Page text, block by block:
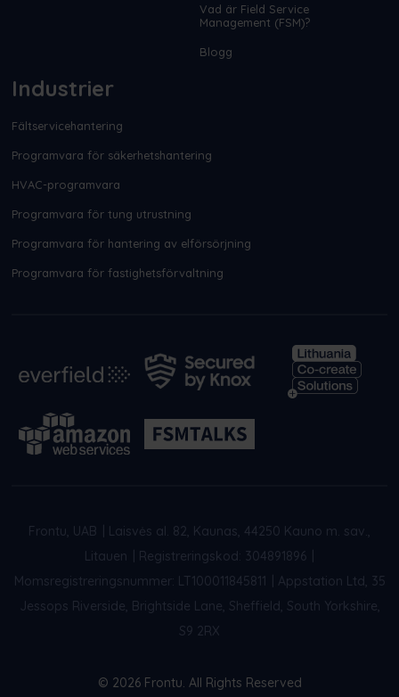
Vad är Field Service
Management (FSM)?
Blogg
Industrier
Fältservicehantering
Programvara för säkerhetshantering
HVAC-programvara
Programvara för tung utrustning
Programvara för hantering av elförsörjning
Programvara för fastighetsförvaltning
Frontu, UAB
Laisvės al. 82, Kaunas, 44250 Kauno m. sav.,
Litauen
Registreringskod: 304891896
Momsregistreringsnummer: LT100011845811
Appstation Ltd, 35
Jessops Riverside, Brightside Lane, Sheffield, South Yorkshire,
S9 2RX
© 2026 Frontu. All Rights Reserved